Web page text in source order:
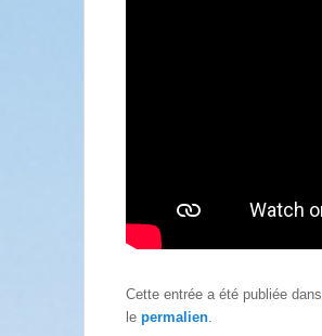
Cette entrée a été publiée dans
le permalien.